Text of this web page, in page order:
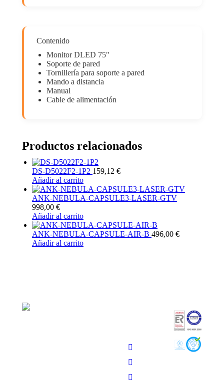
Contenido
Monitor DLED 75"
Soporte de pared
Tornillería para soporte a pared
Mando a distancia
Manual
Cable de alimentación
Productos relacionados
DS-D5022F2-1P2 159,12 €
Añadir al carrito
ANK-NEBULA-CAPSULE3-LASER-GTV
998,00 €
Añadir al carrito
ANK-NEBULA-CAPSULE-AIR-B 496,00 €
Añadir al carrito